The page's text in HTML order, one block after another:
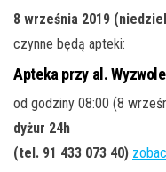
8 września 2019
czynne będą apteki:
Apteka przy al.
od godziny 08:00 (8
dyżur 24h
(tel. 91 433 073 40)